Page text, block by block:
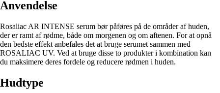
Anvendelse
Rosaliac AR INTENSE serum bør påføres på de områder af huden,
der er ramt af rødme, både om morgenen og om aftenen. For at opnå
den bedste effekt anbefales det at bruge serumet sammen med
ROSALIAC UV. Ved at bruge disse to produkter i kombination kan
du maksimere deres fordele og reducere rødmen i huden.
Hudtype